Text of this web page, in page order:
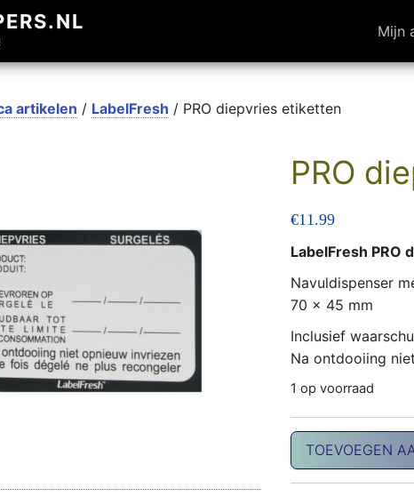
Mijn
artikelen / LabelFresh / PRO diepvries etiketten
PRO
€11.99
LabelFresh PRO
Navuldispenser
70 x 45 mm
Inclusief
Na ontdooiing
1 op voorraad
PRO diepvries
TOEVOEGEN